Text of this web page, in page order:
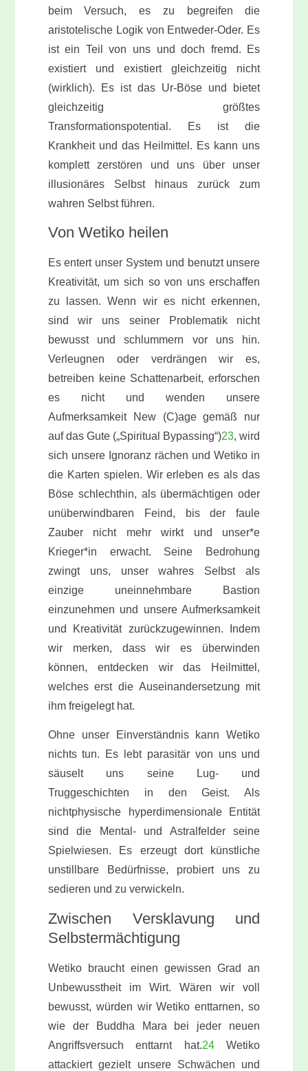
beim Versuch, es zu begreifen die
aristotelische Logik von Entweder-Oder. Es
ist ein Teil von uns und doch fremd. Es
existiert und existiert gleichzeitig nicht
(wirklich). Es ist das Ur-Böse und bietet
gleichzeitig größtes
Transformationspotential. Es ist die
Krankheit und das Heilmittel. Es kann uns
komplett zerstören und uns über unser
illusionäres Selbst hinaus zurück zum
wahren Selbst führen.
Von Wetiko heilen
Es entert unser System und benutzt unsere
Kreativität, um sich so von uns erschaffen
zu lassen. Wenn wir es nicht erkennen,
sind wir uns seiner Problematik nicht
bewusst und schlummern vor uns hin.
Verleugnen oder verdrängen wir es,
betreiben keine Schattenarbeit, erforschen
es nicht und wenden unsere
Aufmerksamkeit New (C)age gemäß nur
auf das Gute („Spiritual Bypassing“)23, wird
sich unsere Ignoranz rächen und Wetiko in
die Karten spielen. Wir erleben es als das
Böse schlechthin, als übermächtigen oder
unüberwindbaren Feind, bis der faule
Zauber nicht mehr wirkt und unser*e
Krieger*in erwacht. Seine Bedrohung
zwingt uns, unser wahres Selbst als
einzige uneinnehmbare Bastion
einzunehmen und unsere Aufmerksamkeit
und Kreativität zurückzugewinnen. Indem
wir merken, dass wir es überwinden
können, entdecken wir das Heilmittel,
welches erst die Auseinandersetzung mit
ihm freigelegt hat.
Ohne unser Einverständnis kann Wetiko
nichts tun. Es lebt parasitär von uns und
säuselt uns seine Lug- und
Truggeschichten in den Geist. Als
nichtphysische hyperdimensionale Entität
sind die Mental- und Astralfelder seine
Spielwiesen. Es erzeugt dort künstliche
unstillbare Bedürfnisse, probiert uns zu
sedieren und zu verwickeln.
Zwischen Versklavung und
Selbstermächtigung
Wetiko braucht einen gewissen Grad an
Unbewusstheit im Wirt. Wären wir voll
bewusst, würden wir Wetiko enttarnen, so
wie der Buddha Mara bei jeder neuen
Angriffsversuch enttarnt hat.24Wetiko
attackiert gezielt unsere Schwächen und